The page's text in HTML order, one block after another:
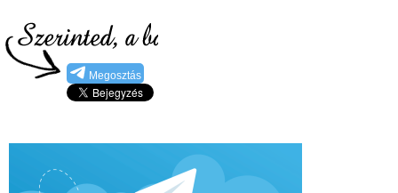
Megosztás